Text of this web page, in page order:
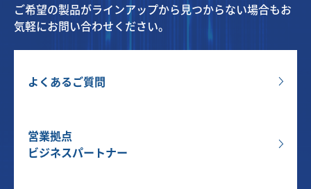
ご希望の製品がラインアップから見つからない場合もお
気軽にお問い合わせください。
よくあるご質問
営業拠点
ビジネスパートナー